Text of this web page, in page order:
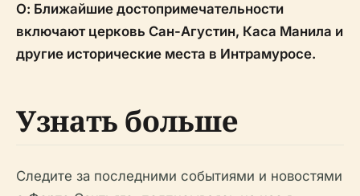
О: Ближайшие достопримечательности
включают церковь Сан-Агустин, Каса Манила и
другие исторические места в Интрамуросе.
Узнать больше
Следите за последними событиями и новостями